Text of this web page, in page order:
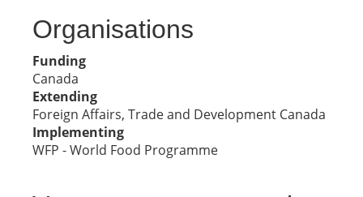
Organisations
Funding
Canada
Extending
Foreign Affairs, Trade and Development Canada
Implementing
WFP - World Food Programme